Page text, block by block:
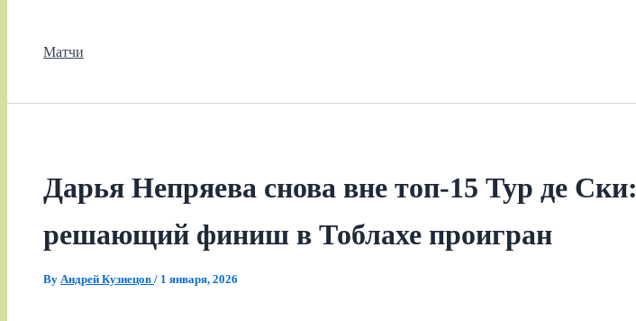
Матчи
Дарья Непряева снова вне топ-15 Тур де Ски:
решающий финиш в Тоблахе проигран
By Андрей Кузнецов / 1 января, 2026